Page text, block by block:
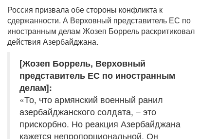
Россия призвала обе стороны конфликта к
сдержанности. А Верховный представитель ЕС по
иностранным делам Жозеп Боррель раскритиковал
действия Азербайджана.
[Жозеп Боррель, Верховный
представитель ЕС по иностранным
делам]:
«То, что армянский военный ранил
азербайджанского солдата, – это
прискорбно. Но реакция Азербайджана
кажется непропорциональной. Он